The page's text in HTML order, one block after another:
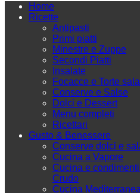
Home
Ricette
Antipasti
Primi piatti
Minestre e Zuppe
Secondi Piatti
Insalate
Focacce e Torte
Conserve e Salse
Dolci e Dessert
Menu completi
Ricettari
Gusto & Benessere
Conserve dolci e
Cucina a Vapore
Cucina e
Crudo
Cucina Mediterranea